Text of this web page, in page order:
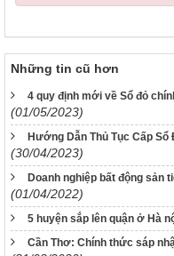
Những tin cũ hơn
4 quy định mới về Sổ đỏ
(01/05/2023)
Hướng Dẫn Thủ Tục Cấp Sổ
(30/04/2023)
Doanh nghiệp bất động sản
(01/04/2022)
5 huyện sắp lên quận ở Hà
Cần Thơ: Chính thức sáp